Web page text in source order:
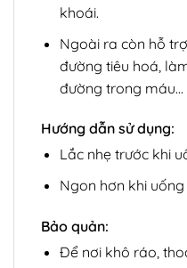
khoái.
Ngoài ra còn hỗ
đường tiêu hoá,
đường trong máu…
Hướng dẫn sử dụng:
Lắc nhẹ trước khi
Ngon hơn khi uống
Bảo quản:
Để nơi khô ráo,